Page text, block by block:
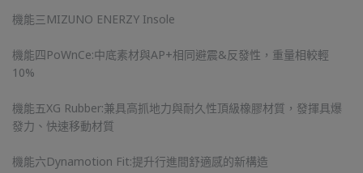
機能三MIZUNO ENERZY Insole
機能四PoWnCe:中底素材與AP+相同避震&反發性，重量相較輕
10%
機能五XG Rubber:兼具高抓地力與耐久性頂級橡膠材質，發揮具爆
發力、快速移動材質
機能六Dynamotion Fit:提升行進間舒適感的新構造